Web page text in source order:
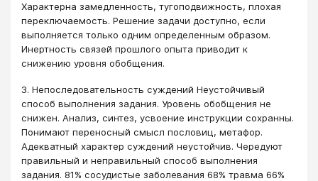
Характерна замедленность, тугоподвижность, плохая
переключаемость. Решение задачи доступно, если
выполняется только одним определенным образом.
Инертность связей прошлого опыта приводит к
снижению уровня обобщения.
3. Непоследовательность суждений Неустойчивый
способ выполнения задания. Уровень обобщения не
снижен. Анализ, синтез, усвоение инструкции сохранны.
Понимают переносный смысл пословиц, метафор.
Адекватный характер суждений неустойчив. Чередуют
правильный и неправильный способ выполнения
задания. 81% сосудистые заболевания 68% травма 66%